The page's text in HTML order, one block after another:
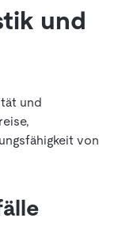
und
und
von